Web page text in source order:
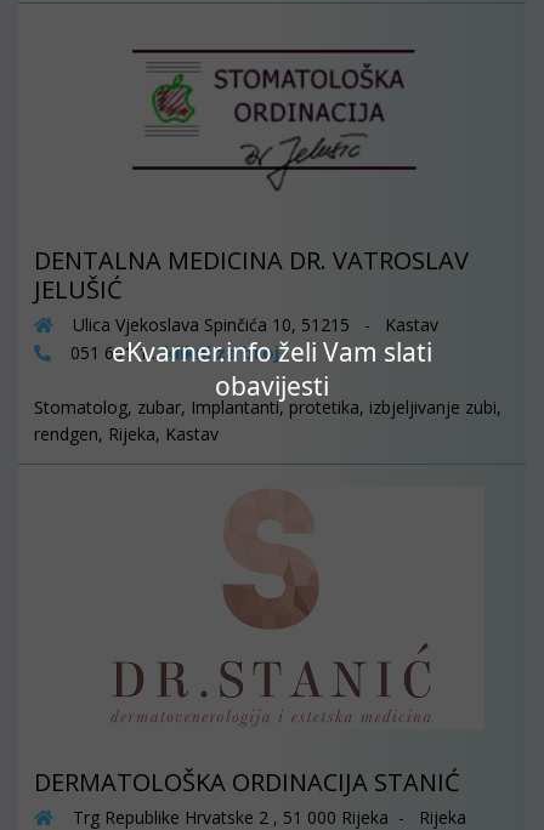
eKvarner.info želi Vam slati
obavijesti
DENTALNA MEDICINA DR. VATROSLAV
JELUŠIĆ
Ulica Vjekoslava Spinčića 10, 51215 - Kastav
051 691 1...klikni za broj
Stomatolog, zubar, Implantanti, protetika, izbjeljivanje zubi,
rendgen, Rijeka, Kastav
DERMATOLOŠKA ORDINACIJA STANIĆ
Trg Republike Hrvatske 2 , 51 000 Rijeka - Rijeka